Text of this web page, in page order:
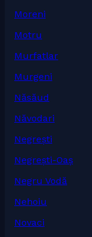
Moreni
Motru
Murfatlar
Murgeni
Năsăud
Năvodari
Negrești
Negrești-Oaș
Negru Vodă
Nehoiu
Novaci